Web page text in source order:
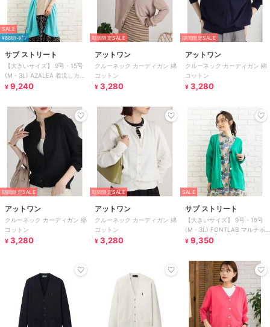
SALE
¥888ｸｰﾎﾟﾝ
サブ ストリート
【大きいサイズ】 9号・15号
(M・3L) AZALEA 着流しカー
ディガン
¥ 9,240
期間限定SALE
アットワン
クルーネック カーディガン 綿
コットン
¥ 3,280
期間限定SALE
アットワン
クルーネック カーディガン 綿
コットン
¥ 3,280
期間限定SALE
アットワン
クルーネック カーディガン 綿
コットン
¥ 3,280
期間限定SALE
アットワン
クルーネック カーディガン 綿
コットン
¥ 3,280
SALE
サブ ストリート
【大きいサイズ】 9号・15号
(M・3L) FONTLAB マルチボ
タンゆるカーディガン
¥ 9,350